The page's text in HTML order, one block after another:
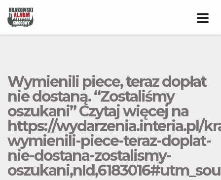
Wymienili piece, teraz dopłat
nie dostaną. “Zostaliśmy
oszukani” Czytaj więcej na
https://wydarzenia.interia.pl/
wymienili-piece-teraz-doplat-
nie-dostana-zostalismy-